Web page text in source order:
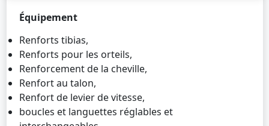
Équipement
Renforts tibias,
Renforts pour les orteils,
Renforcement de la cheville,
Renfort au talon,
Renfort de levier de vitesse,
boucles et languettes réglables et